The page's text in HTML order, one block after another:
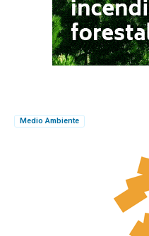
Medio Ambiente